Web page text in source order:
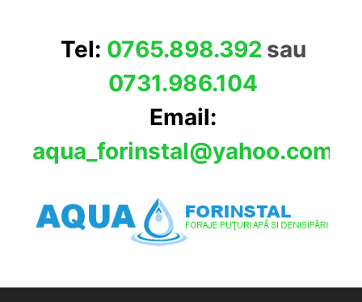
Tel: 0765.898.392 sau
0731.986.104
Email:
aqua_forinstal@yahoo.com